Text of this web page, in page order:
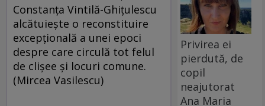
Constanţa Vintilă-Ghiţulescu
alcătuieşte o reconstituire
excepţională a unei epoci
despre care circulă tot felul
de clişee şi locuri comune.
(Mircea Vasilescu)
Privirea ei
pierdută, de
copil
neajutorat
Ana Maria